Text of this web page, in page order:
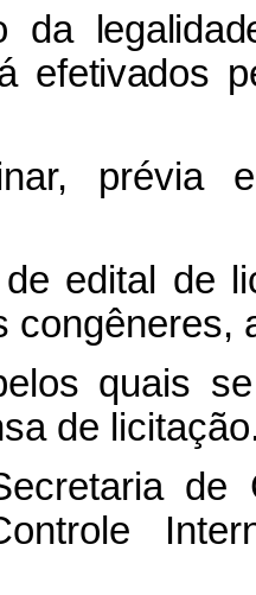
da
efetivados
prévia
edital de
congêneres,
quais
de
de